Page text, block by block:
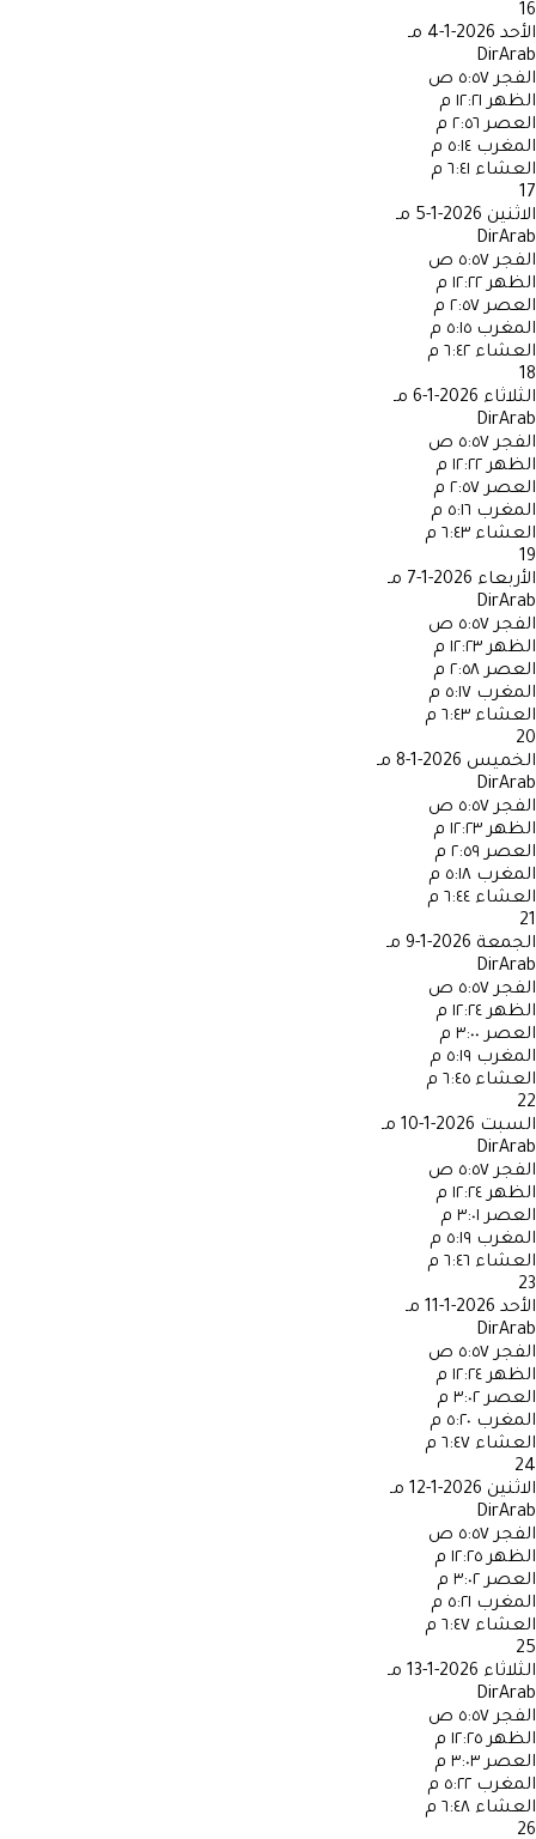
16
الأحد 2026-1-4 مـ
DirArab
الفجر ٥:٥٧ ص
الظهر ١٢:٢١ م
العصر ٢:٥٦ م
المغرب ٥:١٤ م
العشاء ٦:٤١ م
17
الاثنين 2026-1-5 مـ
DirArab
الفجر ٥:٥٧ ص
الظهر ١٢:٢٢ م
العصر ٢:٥٧ م
المغرب ٥:١٥ م
العشاء ٦:٤٢ م
18
الثلاثاء 2026-1-6 مـ
DirArab
الفجر ٥:٥٧ ص
الظهر ١٢:٢٢ م
العصر ٢:٥٧ م
المغرب ٥:١٦ م
العشاء ٦:٤٣ م
19
الأربعاء 2026-1-7 مـ
DirArab
الفجر ٥:٥٧ ص
الظهر ١٢:٢٣ م
العصر ٢:٥٨ م
المغرب ٥:١٧ م
العشاء ٦:٤٣ م
20
الخميس 2026-1-8 مـ
DirArab
الفجر ٥:٥٧ ص
الظهر ١٢:٢٣ م
العصر ٢:٥٩ م
المغرب ٥:١٨ م
العشاء ٦:٤٤ م
21
الجمعة 2026-1-9 مـ
DirArab
الفجر ٥:٥٧ ص
الظهر ١٢:٢٤ م
العصر ٣:٠٠ م
المغرب ٥:١٩ م
العشاء ٦:٤٥ م
22
السبت 2026-1-10 مـ
DirArab
الفجر ٥:٥٧ ص
الظهر ١٢:٢٤ م
العصر ٣:٠١ م
المغرب ٥:١٩ م
العشاء ٦:٤٦ م
23
الأحد 2026-1-11 مـ
DirArab
الفجر ٥:٥٧ ص
الظهر ١٢:٢٤ م
العصر ٣:٠٢ م
المغرب ٥:٢٠ م
العشاء ٦:٤٧ م
24
الاثنين 2026-1-12 مـ
DirArab
الفجر ٥:٥٧ ص
الظهر ١٢:٢٥ م
العصر ٣:٠٢ م
المغرب ٥:٢١ م
العشاء ٦:٤٧ م
25
الثلاثاء 2026-1-13 مـ
DirArab
الفجر ٥:٥٧ ص
الظهر ١٢:٢٥ م
العصر ٣:٠٣ م
المغرب ٥:٢٢ م
العشاء ٦:٤٨ م
26